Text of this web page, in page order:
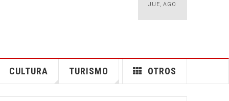
JUE,AGO
CULTURA TURISMO OTROS